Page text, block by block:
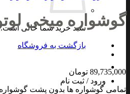
سبد خرید شما خالی است.
بازگشت به فروشگاه
ورود / ثبت نام
گوشواره میخی لوتوس
89,735,000 تومان
تمامی گوشواره ها بدون پشت